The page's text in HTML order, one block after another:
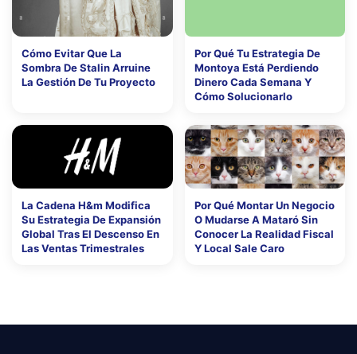
Cómo Evitar Que La
Sombra De Stalin Arruine
La Gestión De Tu Proyecto
Por Qué Tu Estrategia De
Montoya Está Perdiendo
Dinero Cada Semana Y
Cómo Solucionarlo
La Cadena H&m Modifica
Su Estrategia De Expansión
Global Tras El Descenso En
Las Ventas Trimestrales
Por Qué Montar Un Negocio
O Mudarse A Mataró Sin
Conocer La Realidad Fiscal
Y Local Sale Caro